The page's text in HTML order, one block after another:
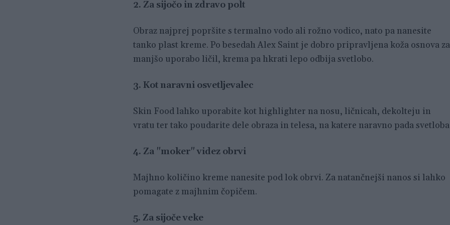
2. Za sijočo in zdravo polt
Obraz najprej popršite s termalno vodo ali rožno vodico, nato pa nanesite
tanko plast kreme. Po besedah Alex Saint je dobro pripravljena koža osnova za
manjšo uporabo ličil, krema pa hkrati lepo odbija svetlobo.
3. Kot naravni osvetljevalec
Skin Food lahko uporabite kot highlighter na nosu, ličnicah, dekolteju in
vratu ter tako poudarite dele obraza in telesa, na katere naravno pada
4. Za "moker" videz obrvi
Majhno količino kreme nanesite pod lok obrvi. Za natančnejši nanos si lahko
pomagate z majhnim čopičem.
5. Za sijoče veke